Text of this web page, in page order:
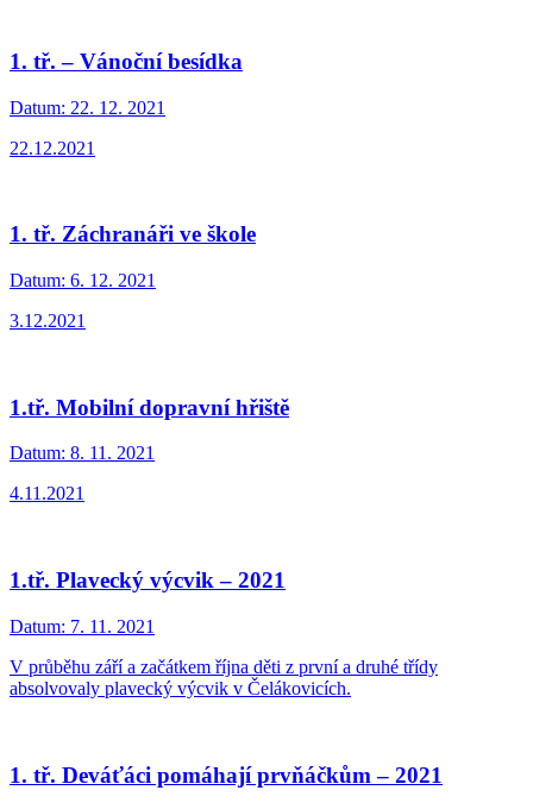
1. tř. – Vánoční besídka
Datum: 22. 12. 2021
22.12.2021
1. tř. Záchranáři ve škole
Datum: 6. 12. 2021
3.12.2021
1.tř. Mobilní dopravní hřiště
Datum: 8. 11. 2021
4.11.2021
1.tř. Plavecký výcvik – 2021
Datum: 7. 11. 2021
V průběhu září a začátkem října děti z první a druhé třídy
absolvovaly plavecký výcvik v Čelákovicích.
1. tř. Deváťáci pomáhají prvňáčkům – 2021